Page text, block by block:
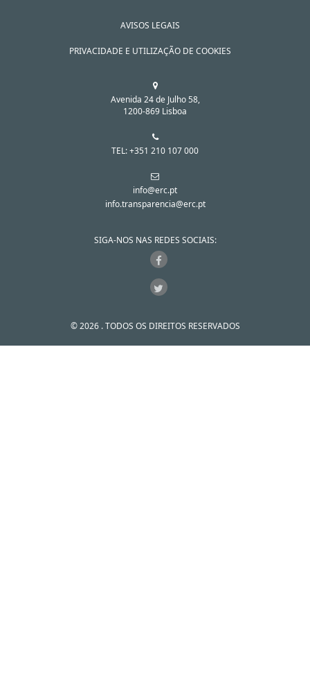
AVISOS LEGAIS
PRIVACIDADE E UTILIZAÇÃO DE COOKIES
Avenida 24 de Julho 58,
1200-869 Lisboa
TEL: +351 210 107 000
info@erc.pt
info.transparencia@erc.pt
SIGA-NOS NAS REDES SOCIAIS:
© 2026 . TODOS OS DIREITOS RESERVADOS